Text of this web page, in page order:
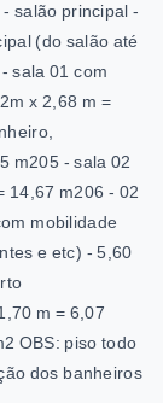
salão principal -
(do salão até
sala 01 com
x 2,68 m =
m205 - sala 02
14,67 m206 - 02
mobilidade
e etc) - 5,60
m = 6,07
OBS: piso todo
dos banheiros